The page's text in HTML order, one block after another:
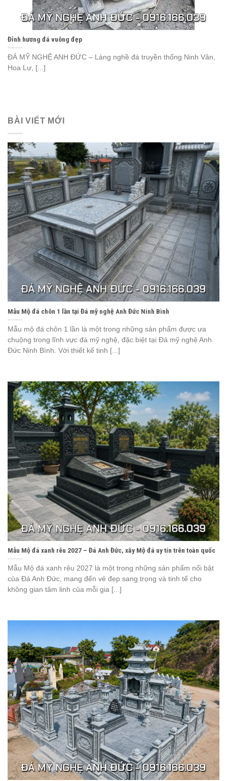
Đỉnh hương đá vuông đẹp
ĐÁ MỸ NGHỆ ANH ĐỨC – Làng nghề đá truyền thống Ninh Vân,
Hoa Lư, [...]
BÀI VIẾT MỚI
Mẫu Mộ đá chôn 1 lần tại Đá mỹ nghệ Anh Đức Ninh Bình
Mẫu mộ đá chôn 1 lần là một trong những sản phẩm được ưa
chuộng trong lĩnh vực đá mỹ nghệ, đặc biệt tại Đá mỹ nghệ Anh
Đức Ninh Bình. Với thiết kế tinh [...]
Mẫu Mộ đá xanh rêu 2027 – Đá Anh Đức, xây Mộ đá uy tín trên toàn quốc
Mẫu Mộ đá xanh rêu 2027 là một trong những sản phẩm nổi bật
của Đá Anh Đức, mang đến vẻ đẹp sang trọng và tinh tế cho
không gian tâm linh của mỗi gia [...]